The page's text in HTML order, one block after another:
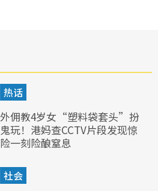
热话
外佣教4岁女“塑料袋套头”扮
鬼玩！港妈查CCTV片段发现惊
险一刻险酿窒息
社会